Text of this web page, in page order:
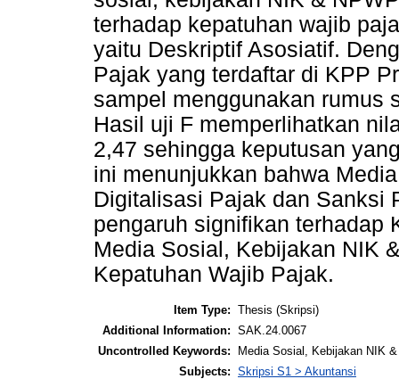
terhadap kepatuhan wajib
yaitu Deskriptif Asosiatif.
Pajak yang terdaftar di KPP
sampel menggunakan rumus
Hasil uji F memperlihatkan
2,47 sehingga keputusan
ini menunjukkan bahwa
Digitalisasi Pajak dan Sanksi
pengaruh signifikan terhadap
Media Sosial, Kebijakan NIK
Kepatuhan Wajib Pajak.
Item Type: Thesis (Skripsi)
Additional Information: SAK.24.0067
Uncontrolled Keywords:
Media Sosial, Kebijakan NIK
Subjects: Skripsi S1 > Akuntansi